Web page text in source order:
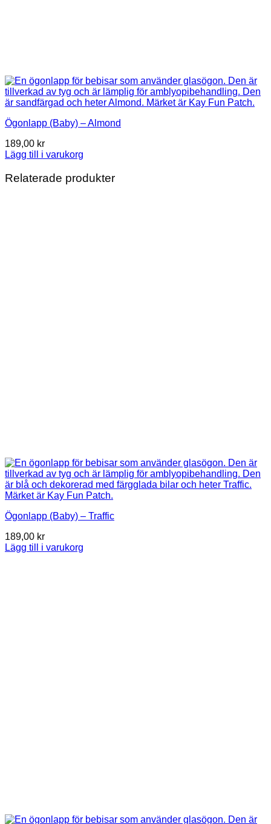
Ögonlapp (Baby) – Almond
189,00 kr
Lägg till i varukorg
Relaterade produkter
Ögonlapp (Baby) – Traffic
189,00 kr
Lägg till i varukorg